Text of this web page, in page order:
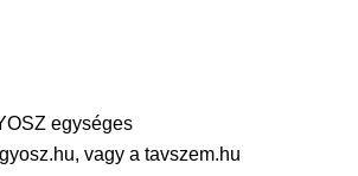
egységes
vagy a tavszem.hu